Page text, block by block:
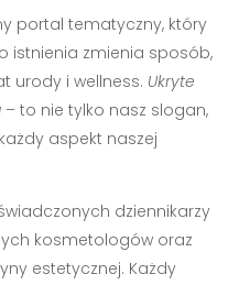
portal tematyczny, który
istnienia zmienia sposób,
urody i wellness. Ukryte
– to nie tylko nasz slogan,
aspekt naszej
dziennikarzy
kosmetologów oraz
estetycznej. Każdy